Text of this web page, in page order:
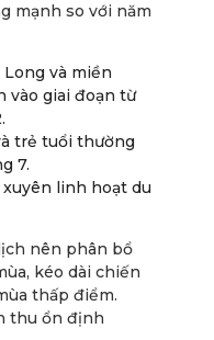
mạnh so với năm
và miền
vào giai đoạn từ
trẻ tuổi thường
7.
linh hoạt du
nên phân bổ
kéo dài chiến
thấp điểm.
thu ổn định